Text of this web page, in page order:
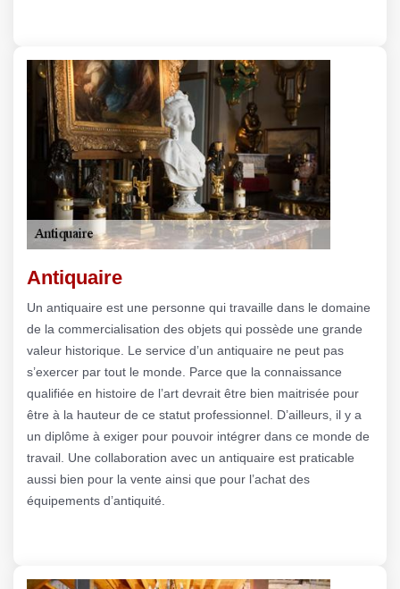
Antiquaire
Un antiquaire est une personne qui travaille dans le domaine
de la commercialisation des objets qui possède une grande
valeur historique. Le service d’un antiquaire ne peut pas
s’exercer par tout le monde. Parce que la connaissance
qualifiée en histoire de l’art devrait être bien maitrisée pour
être à la hauteur de ce statut professionnel. D’ailleurs, il y a
un diplôme à exiger pour pouvoir intégrer dans ce monde de
travail. Une collaboration avec un antiquaire est praticable
aussi bien pour la vente ainsi que pour l’achat des
équipements d’antiquité.